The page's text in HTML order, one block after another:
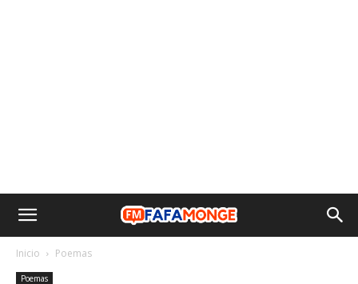
Inicio Poemas
Poemas